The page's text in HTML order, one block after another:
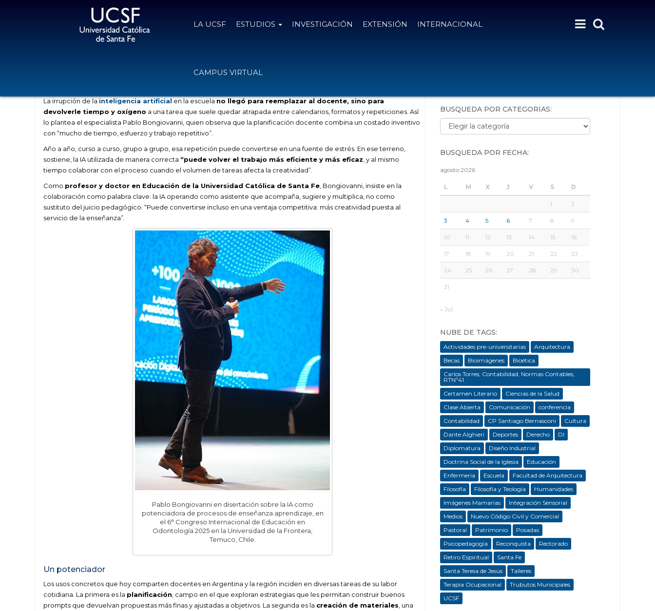
LA UCSF ESTUDIOS INVESTIGACIÓN EXTENSIÓN INTERNACIONAL
CAMPUS VIRTUAL
La irrupción de lainteligencia artificial en la escuelano llegó para reemplazar al docente, sino para
devolverle tiempo y oxígeno a una tarea que suele quedar atrapada entre calendarios, formatos y repeticiones. Así
lo plantea el especialista Pablo Bongiovanni, quien observa que la planificación docente combina un costado inventivo
con “mucho de tiempo, esfuerzo y trabajo repetitivo”.
Año a año, curso a curso, grupo a grupo, esa repetición puede convertirse en una fuente de estrés. En ese terreno,
sostiene, la IA utilizada de manera correcta “puede volver el trabajo más eficiente y más eficaz , y al mismo
tiempo colaborar con el proceso cuando el volumen de tareas afecta la creatividad”.
Como profesor y doctor en Educación de la Universidad Católica de Santa Fe , Bongiovanni, insiste en la
colaboración como palabra clave: la IA operando como asistente que acompaña, sugiere y multiplica, no como
sustituto del juicio pedagógico. “Puede convertirse incluso en una ventaja competitiva: más creatividad puesta al
servicio de la enseñanza”.
Pablo Bongiovanni en disertación sobre la IA como
potenciadora de procesos de enseñanza aprendizaje, en
el 6° Congreso Internacional de Educación en
Odontología 2025 en la Universidad de la Frontera,
Temuco, Chile.
Un potenciador
Los usos concretos que hoy comparten docentes en Argentina y la región inciden en diversas tareas de su labor
cotidiana. La primera es la planificación , campo en el que exploran estrategias que les permitan construir buenos
prompts que devuelvan propuestas más finas y ajustadas a objetivos. La segunda es la creación de materiales , una
BÚSQUEDA POR CATEGORÍAS:
Búsqueda por categorías:
BÚSQUEDA POR FECHA:
agosto 2026
L M X J V S D
1 2
3 4 5 6 7 8 9
10 11 12 13 14 15 16
17 18 19 20 21 22 23
24 25 26 27 28 29 30
31
« Jul
NUBE DE TAGS:
Actividades pre-universitarias
Arquitectura
Becas
Bioimágenes
Bioética
Carlos Torres; Contabilidad; Normas Contables;
RTNº41
Certamen Literario
Ciencias de la Salud
Clase Abierta
Comunicación
conferencia
Contabilidad
CP Santiago Bernasconi
Cultura
Dante Alghieri
Deportes Derecho
DI
Diplomatura
Diseño Industrial
Doctrina Social de la Iglesia
Educación
Enfermeria
Escuela
Facultad de Arquitectura
Filosofía
Filosofía y Teología
Humanidades
Imágenes Mamarias
Integración Sensorial
Medios
Nuevo Código Civil y Comercial
Pastoral
Patrimonio
Posadas
Psicopedagogía
Reconquista
Rectorado
Retiro Espiritual
Santa Fe
Santa Teresa de Jesús
Talleres
Terapia Ocupacional
Trubutos Municipales
UCSF